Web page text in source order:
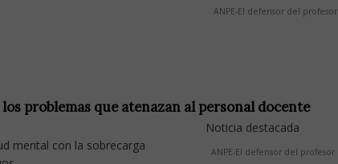
ANPE-El defensor del profesor
problemas que atenazan al personal docente
Noticia destacada
ANPE-El defensor del profesor
mental con la sobrecarga